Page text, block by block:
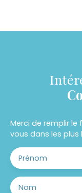
Merci de remplir le
vous dans les plus
Prénom
Nom